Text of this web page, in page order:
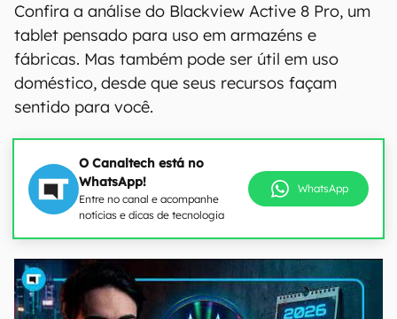
Confira a análise do Blackview Active 8 Pro, um
tablet pensado para uso em armazéns e
fábricas. Mas também pode ser útil em uso
doméstico, desde que seus recursos façam
sentido para você.
O Canaltech está no
WhatsApp!
Entre no canal e acompanhe
notícias e dicas de tecnologia
WhatsApp